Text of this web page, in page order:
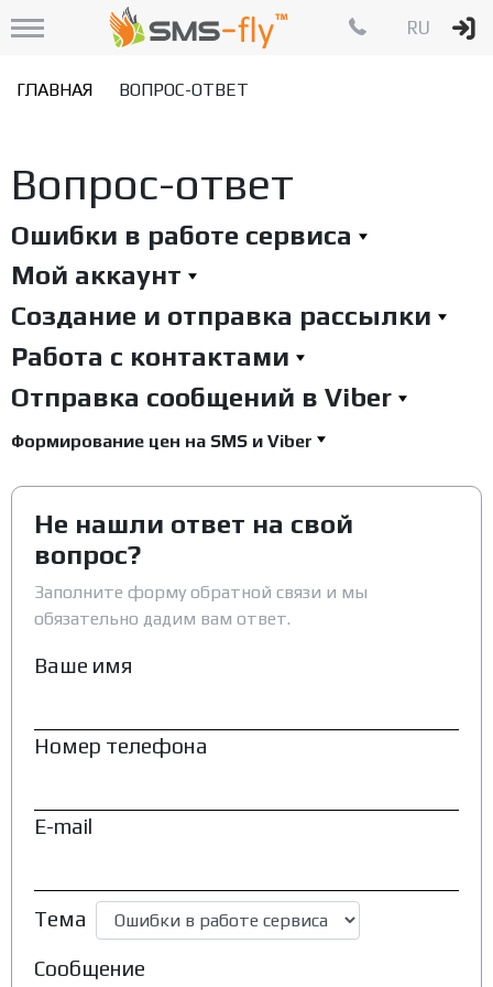
RU
ГЛАВНАЯ ВОПРОС-ОТВЕТ
Вопрос-ответ
Ошибки в работе сервиса
Мой аккаунт
Создание и отправка рассылки
Работа с контактами
Отправка сообщений в Viber
Формирование цен на SMS и Viber
Не нашли ответ на свой
вопрос?
Заполните форму обратной связи и мы
обязательно дадим вам ответ.
Ваше имя
Номер телефона
E-mail
Тема
Сообщение